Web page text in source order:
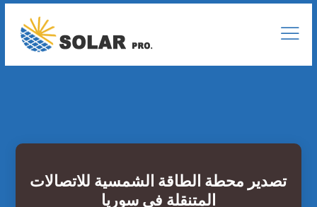
تصدير محطة الطاقة الشمسية للاتصالات
المتنقلة في سوريا